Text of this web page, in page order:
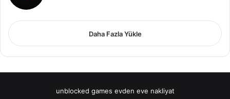
Daha Fazla Yükle
unblocked games evden eve nakliyat